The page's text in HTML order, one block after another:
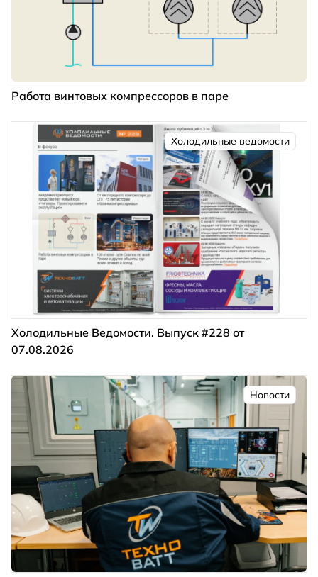
Работа винтовых компрессоров в паре
Холодильные ведомости
Холодильные Ведомости. Выпуск #228 от
07.08.2026
Новости